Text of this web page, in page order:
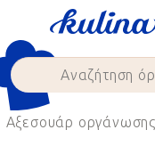
content
Αξεσουάρ οργάνωσης